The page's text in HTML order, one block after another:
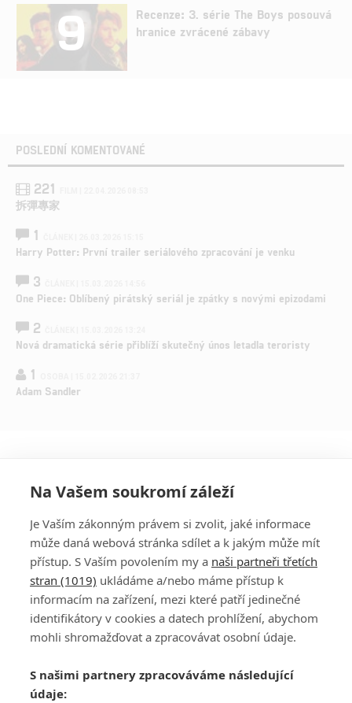
9
Recenze: 3. série The Boys posouvá
hranice zvrácené zábavy
POSLEDNÍ KOMENTOVANÉ
221
拆彈專家
1
Harry Potter: První trailer seriálového zpracování je venku
3
One Piece: Oblíbený pirátský seriál je zpátky s novými epizodami
2
Nová dramatická série přiblíží skutečný únos letadla teroristy
1
Adam Sandler
PŘIHLÁSIT
REGISTROVAT
DISKUZE
Šéfredaktorkou webu jePetr Slavík, e-mailserialy@fandimefilmu.cz
Máte-li zájem o inzerci na našem webu napište nám na e-mail
Na Vašem soukromí záleží
Je Vaším zákonným právem si zvolit, jaké informace
může daná webová stránka sdílet a k jakým může mít
přístup. S Vaším povolením my a naši partneři třetích
stran (1019) ukládáme a/nebo máme přístup k
informacím na zařízení, mezi které patří jedinečné
identifikátory v cookies a datech prohlížení, abychom
mohli shromažďovat a zpracovávat osobní údaje.
S našimi partnery zpracováváme následující
údaje: